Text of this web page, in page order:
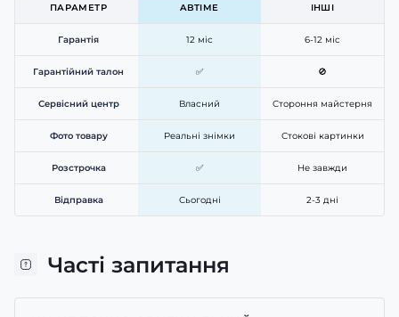
ПАРАМЕТР ABTIME ІНШІ
Гарантія 12 міс 6-12 міс
Гарантійний талон ✅ 🚫
Сервісний центр Власний Стороння майстерня
Фото товару Реальні знімки Стокові картинки
Розстрочка ✅ Не завжди
Відправка Сьогодні 2-3 дні
Часті запитання